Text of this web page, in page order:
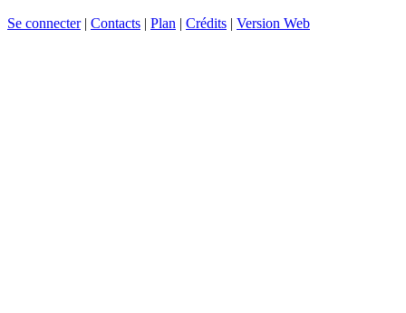
Se connecter| Contacts | Plan | Crédits | Version Web